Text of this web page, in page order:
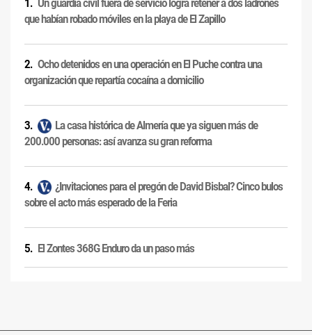
Un guardia civil fuera de servicio logra retener a dos ladrones
que habían robado móviles en la playa de El Zapillo
Ocho detenidos en una operación en El Puche contra una
organización que repartía cocaína a domicilio
La casa histórica de Almería que ya siguen más de
200.000 personas: así avanza su gran reforma
¿Invitaciones para el pregón de David Bisbal? Cinco bulos
sobre el acto más esperado de la Feria
El Zontes 368G Enduro da un paso más